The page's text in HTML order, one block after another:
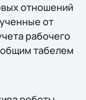
отношений
от
рабочего
табелем